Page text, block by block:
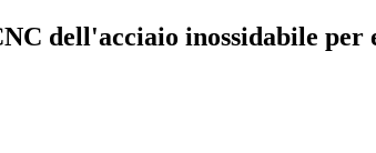
dell'acciaio inossidabile per